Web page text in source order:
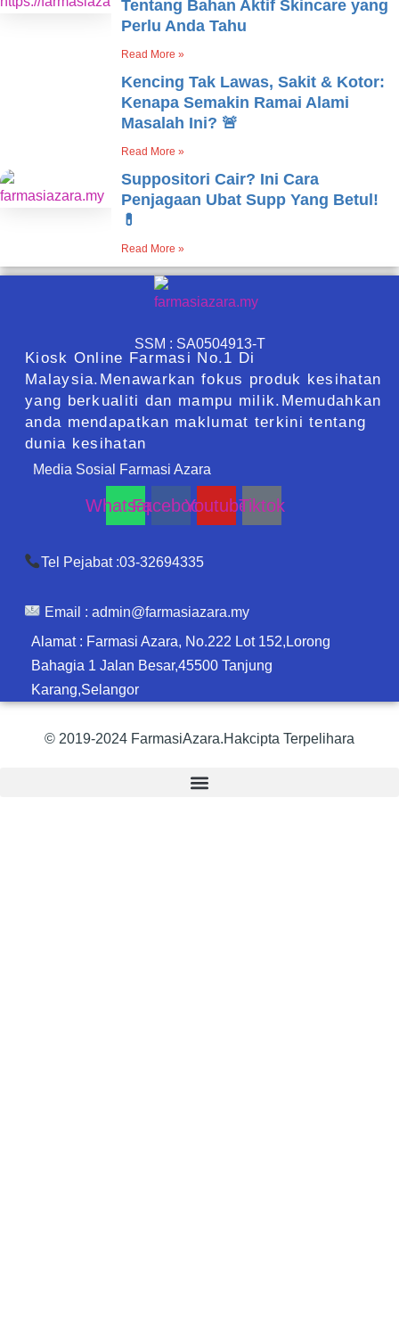
Tentang Bahan Aktif Skincare yang
Perlu Anda Tahu
Read More »
Kencing Tak Lawas, Sakit & Kotor:
Kenapa Semakin Ramai Alami
Masalah Ini? 🚨
Read More »
Suppositori Cair? Ini Cara
Penjagaan Ubat Supp Yang Betul!
💊
Read More »
SSM : SA0504913-T
Kiosk Online Farmasi No.1 Di
Malaysia.Menawarkan fokus produk kesihatan
yang berkualiti dan mampu milik.Memudahkan
anda mendapatkan maklumat terkini tentang
dunia kesihatan
Media Sosial Farmasi Azara
WhatsappFacebookYoutubeTiktok
Tel Pejabat :03-32694335
Email : admin@farmasiazara.my
Alamat : Farmasi Azara, No.222 Lot 152,Lorong
Bahagia 1 Jalan Besar,45500 Tanjung
Karang,Selangor
© 2019-2024 FarmasiAzara.Hakcipta Terpelihara